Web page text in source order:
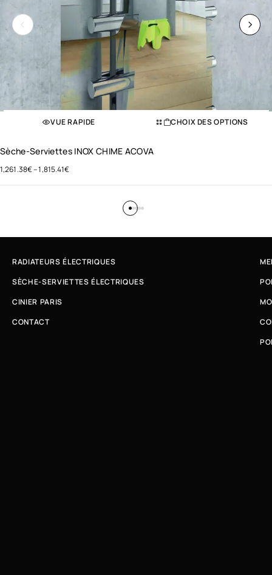
VUE RAPIDE CHOIX DES OPTIONS
Sèche-Serviettes INOX CHIME ACOVA
1,261.38€–1,815.41€
RADIATEURS ÉLECTRIQUES
SÈCHE-SERVIETTES ÉLECTRIQUES
CINIER PARIS
CONTACT